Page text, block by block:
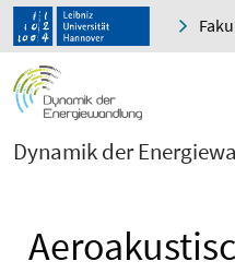
Dynamik der